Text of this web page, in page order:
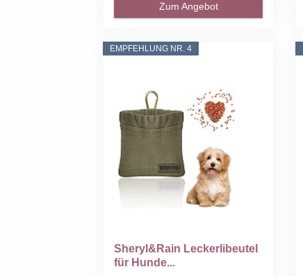
Zum Angebot
EMPFEHLUNG NR. 4
Sheryl&Rain Leckerlibeutel
für Hunde...